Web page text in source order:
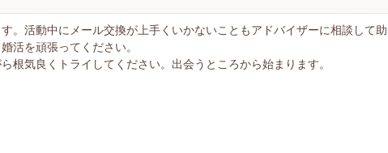
。活動中にメール交換が上手くいかないこともアドバイザーに相談して
活を頑張ってください。
気良くトライしてください。出会うところから始まります。